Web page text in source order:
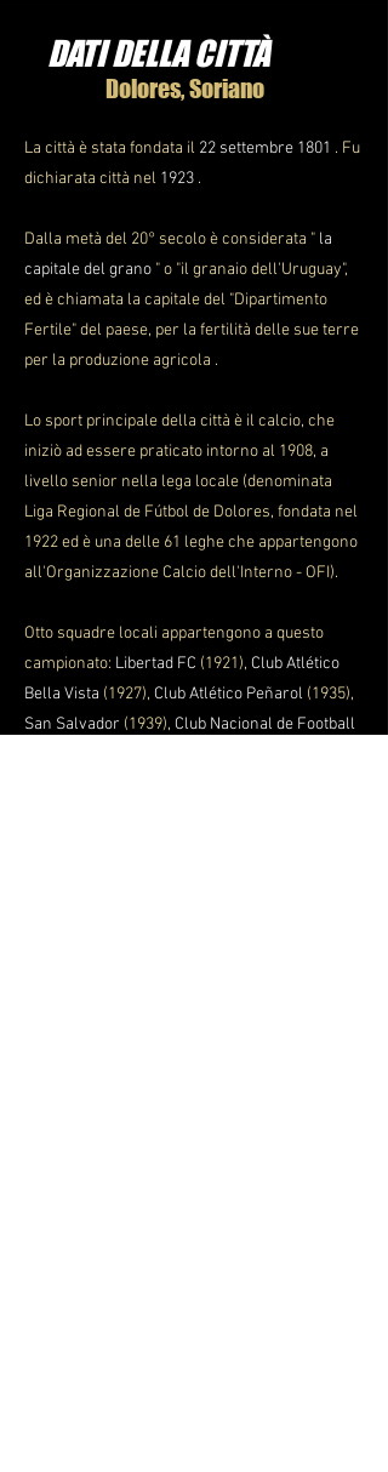
DATI DELLA CITTÀ
Dolores, Soriano
La città è stata fondata il 22 settembre 1801 . Fu
dichiarata città nel 1923 .
Dalla metà del 20° secolo è considerata " la
capitale del grano " o "il granaio dell'Uruguay",
ed è chiamata la capitale del "Dipartimento
Fertile" del paese, per la fertilità delle sue terre
per la produzione agricola .
Lo sport principale della città è il calcio, che
iniziò ad essere praticato intorno al 1908, a
livello senior nella lega locale (denominata
Liga Regional de Fútbol de Dolores, fondata nel
1922 ed è una delle 61 leghe che appartengono
all'Organizzazione Calcio dell'Interno - OFI).
Otto squadre locali appartengono a questo
campionato: Libertad FC (1921), Club Atlético
Bella Vista (1927), Club Atlético Peñarol (1935),
San Salvador (1939), Club Nacional de Football